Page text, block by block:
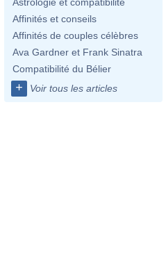
Affinités et conseils
Affinités de couples célèbres
Ava Gardner et Frank Sinatra
Compatibilité du Bélier
+ Voir tous les articles